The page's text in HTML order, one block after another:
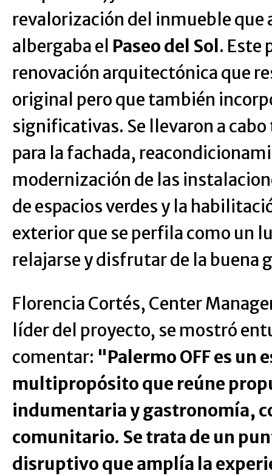
revalorización del inmueble
albergaba el Paseo del Sol . Este
renovación arquitectónica que
original pero que también
significativas. Se llevaron a
para la fachada,
modernización de las
de espacios verdes y la
exterior que se perfila como un
relajarse y disfrutar de la buena
Florencia Cortés, Center
líder del proyecto, se mostró
comentar: "Palermo OFF es un
multipropósito que reúne
indumentaria y gastronomía,
comunitario. Se trata de un
disruptivo que amplía la